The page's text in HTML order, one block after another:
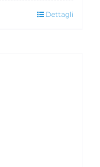
Dettagli